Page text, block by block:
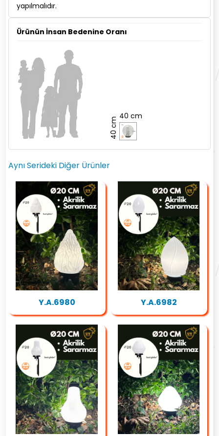
yapılmalıdır.
Ürünün İnsan Bedenine Oranı
40 cm
40 cm
Aynı Serideki Diğer Ürünler
Y.A.6980 Y.A.6982